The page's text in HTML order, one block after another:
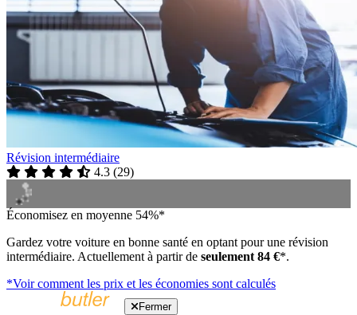
Révision intermédiaire
4.3 (29)
Économisez en moyenne 54%*
Gardez votre voiture en bonne santé en optant pour une révision
intermédiaire. Actuellement à partir de seulement 84 €*.
*Voir comment les prix et les économies sont calculés
Fermer